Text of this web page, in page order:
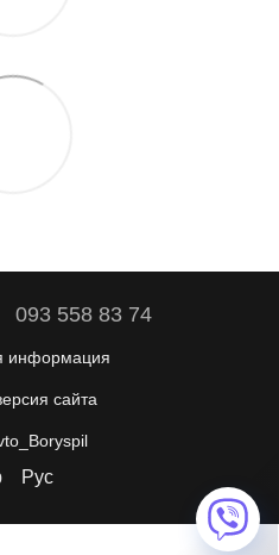
093 558 83 74
информация
сайта
Рус